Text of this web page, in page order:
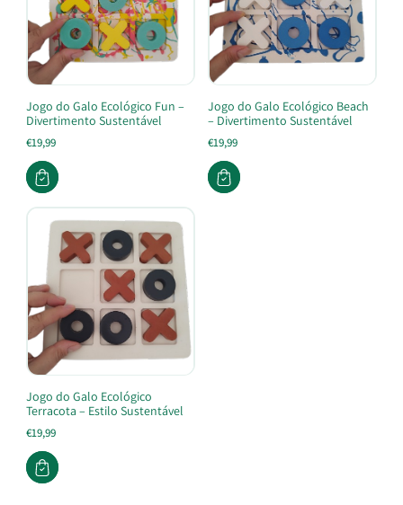
Jogo do Galo Ecológico Fun –
Divertimento Sustentável
€19,99
Jogo do Galo Ecológico Beach
– Divertimento Sustentável
€19,99
Jogo do Galo Ecológico
Terracota – Estilo Sustentável
€19,99